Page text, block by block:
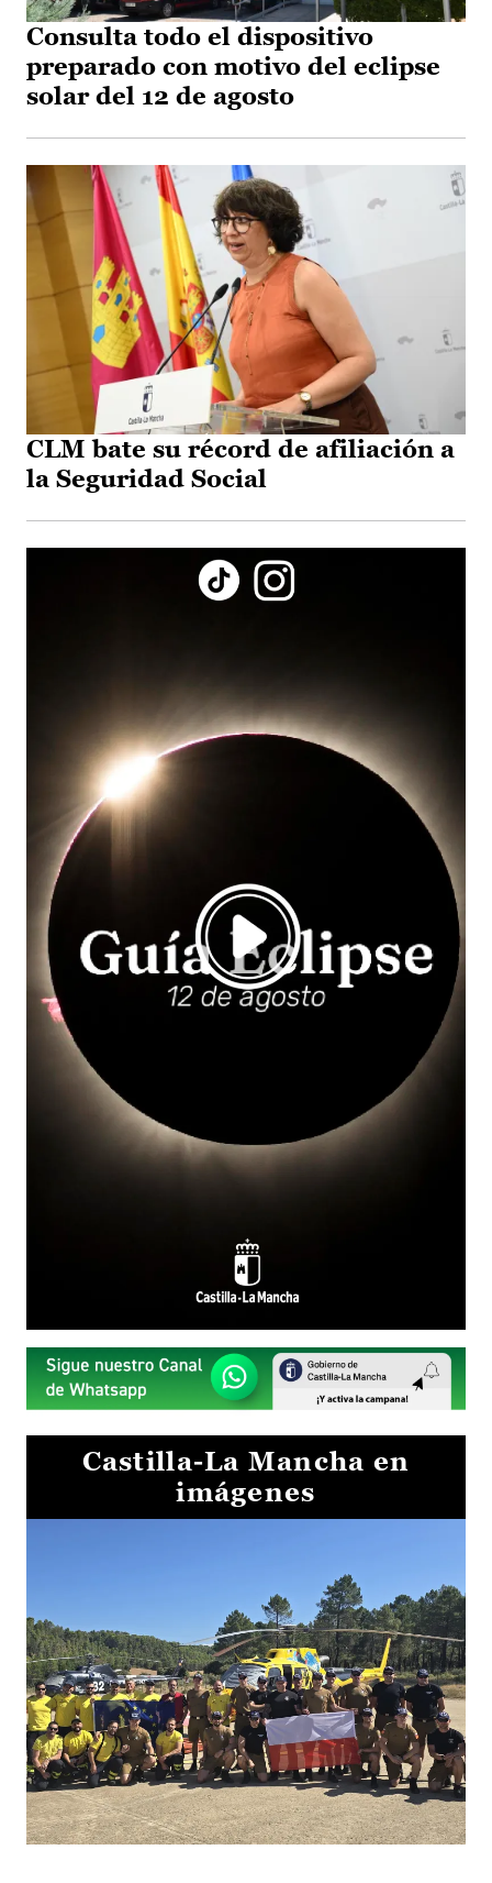
Consulta todo el dispositivo
preparado con motivo del eclipse
solar del 12 de agosto
CLM bate su récord de afiliación a
la Seguridad Social
Castilla-La Mancha en
imágenes